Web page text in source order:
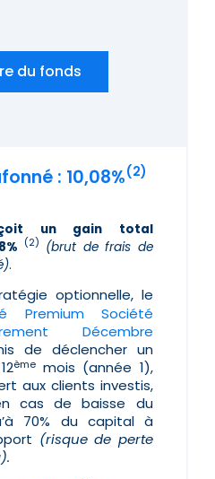
du fonds
: 10,08%(2)
un gain total
(2) (brut de frais de
.
optionnelle, le
Premium Société
Décembre
de déclencher un
èmemois (année 1),
aux clients investis,
cas de baisse du
70% du capital à
(risque de perte